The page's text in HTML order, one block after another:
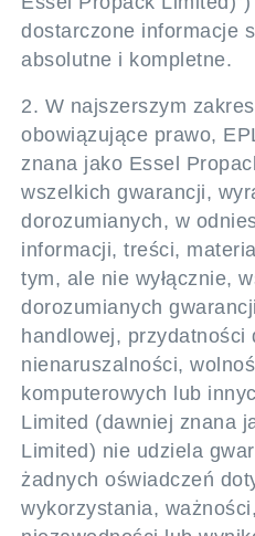
dostarczone informacje
absolutne i kompletne.
2. W najszerszym
obowiązujące prawo,
znana jako Essel
wszelkich gwarancji,
dorozumianych, w
informacji, treści,
tym, ale nie wyłącznie,
dorozumianych
handlowej, przydatności
nienaruszalności,
komputerowych lub
Limited (dawniej znana
Limited) nie udziela
żadnych oświadczeń
wykorzystania,